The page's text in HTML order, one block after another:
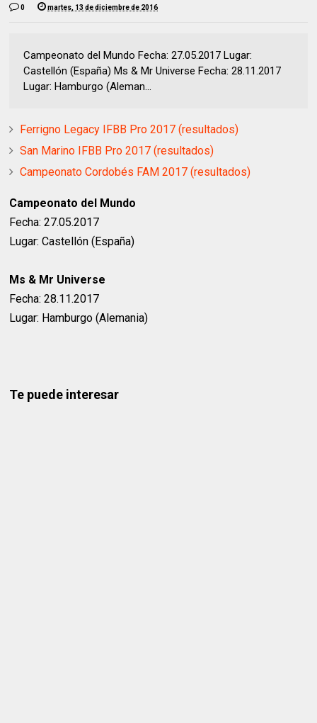
0 martes, 13 de diciembre de 2016
Campeonato del Mundo Fecha: 27.05.2017 Lugar:
Castellón (España) Ms & Mr Universe Fecha: 28.11.2017
Lugar: Hamburgo (Aleman...
Ferrigno Legacy IFBB Pro 2017 (resultados)
San Marino IFBB Pro 2017 (resultados)
Campeonato Cordobés FAM 2017 (resultados)
Campeonato del Mundo
Fecha: 27.05.2017
Lugar: Castellón (España)
Ms & Mr Universe
Fecha: 28.11.2017
Lugar: Hamburgo (Alemania)
Te puede interesar